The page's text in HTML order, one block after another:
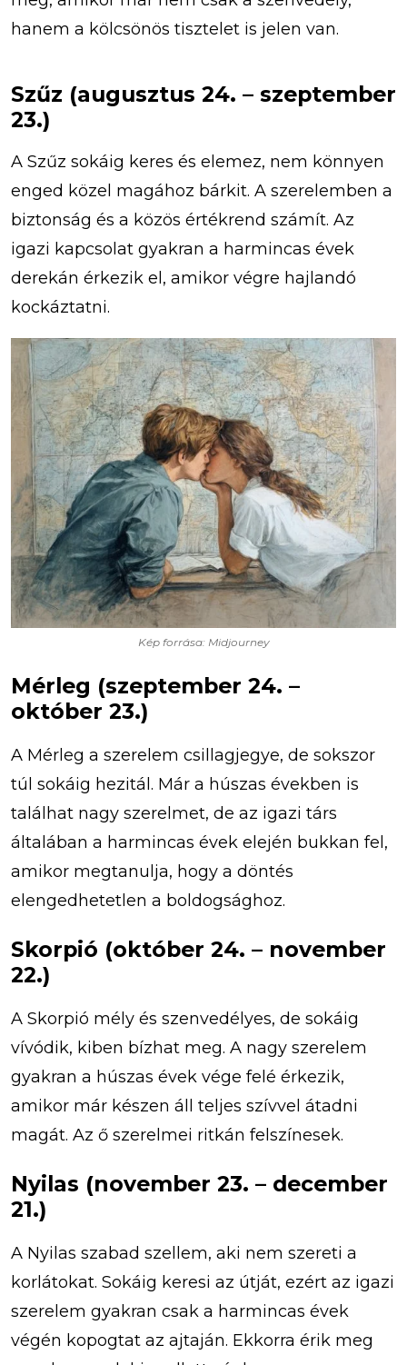
hanem a kölcsönös tisztelet is jelen van.
Szűz (augusztus 24. – szeptember
23.)
A Szűz sokáig keres és elemez, nem könnyen
enged közel magához bárkit. A szerelemben a
biztonság és a közös értékrend számít. Az
igazi kapcsolat gyakran a harmincas évek
derekán érkezik el, amikor végre hajlandó
kockáztatni.
Kép forrása: Midjourney
Mérleg (szeptember 24. –
október 23.)
A Mérleg a szerelem csillagjegye, de sokszor
túl sokáig hezitál. Már a húszas években is
találhat nagy szerelmet, de az igazi társ
általában a harmincas évek elején bukkan fel,
amikor megtanulja, hogy a döntés
elengedhetetlen a boldogsághoz.
Skorpió (október 24. – november
22.)
A Skorpió mély és szenvedélyes, de sokáig
vívódik, kiben bízhat meg. A nagy szerelem
gyakran a húszas évek vége felé érkezik,
amikor már készen áll teljes szívvel átadni
magát. Az ő szerelmei ritkán felszínesek.
Nyilas (november 23. – december
21.)
A Nyilas szabad szellem, aki nem szereti a
korlátokat. Sokáig keresi az útját, ezért az igazi
szerelem gyakran csak a harmincas évek
végén kopogtat az ajtaján. Ekkorra érik meg